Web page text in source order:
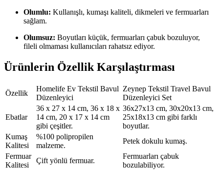
Olumlu: Kullanışlı, kumaşı kaliteli, dikmeleri ve fermuarları
sağlam.
Olumsuz: Boyutları küçük, fermuarları çabuk bozuluyor,
fileli olmaması kullanıcıları rahatsız ediyor.
Ürünlerin Özellik Karşılaştırması
Özellik
Homelife Ev Tekstil Bavul
Düzenleyici
Zeynep Tekstil Travel Bavul
Düzenleyici Set
Ebatlar
36 x 27 x 14 cm, 36 x 18 x
14 cm, 20 x 17 x 14 cm
gibi çeşitler.
36x27x13 cm, 30x20x13 cm,
25x18x13 cm gibi farklı
boyutlar.
Kumaş
Kalitesi
%100 polipropilen
malzeme.
Petek dokulu kumaş.
Fermuar
Kalitesi
Çift yönlü fermuar.
Fermuarları çabuk
bozulabiliyor.